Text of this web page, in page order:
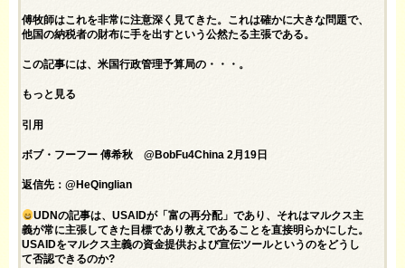
傅牧師はこれを非常に注意深く見てきた。これは確かに大きな問題で、
他国の納税者の財布に手を出すという公然たる主張である。
この記事には、米国行政管理予算局の・・・。
もっと見る
引用
ボブ・フーフー 傅希秋 @BobFu4China 2月19日
返信先：@HeQinglian
UDNの記事は、USAIDが「富の再分配」であり、それはマルクス主
義が常に主張してきた目標であり教えであることを直接明らかにした。
USAIDをマルクス主義の資金提供および宣伝ツールというのをどうし
て否認できるのか?